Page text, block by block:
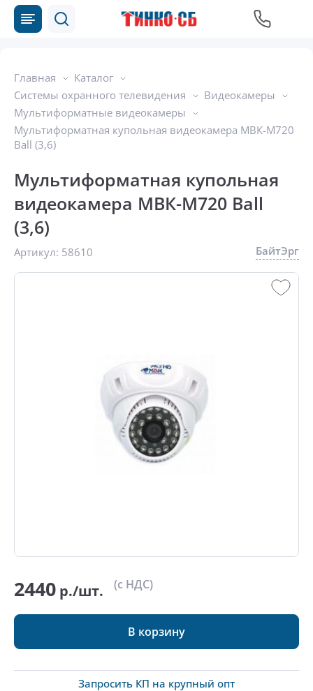
Главная
Каталог
Системы охранного телевидения
Видеокамеры
Мультиформатные видеокамеры
Мультиформатная купольная видеокамера МВК-М720
Ball (3,6)
Мультиформатная купольная
видеокамера МВК-М720 Ball
(3,6)
Артикул: 58610 БайтЭрг
2440 р./шт. (с НДС)
В корзину
Запросить КП на крупный опт